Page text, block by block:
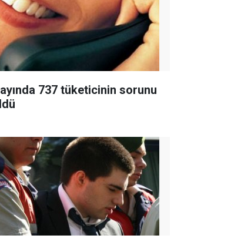
737 tüketicinin sorunu